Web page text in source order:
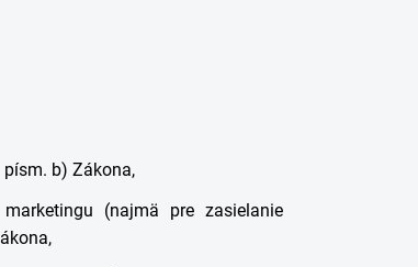
b) Zákona,
(najmä pre zasielanie